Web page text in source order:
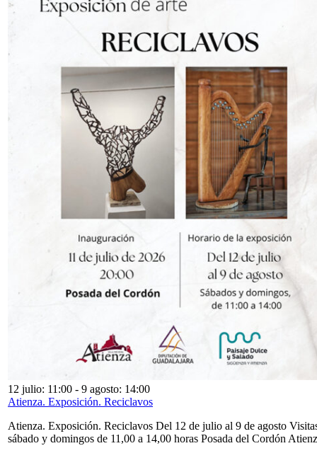
12 julio: 11:00 - 9 agosto: 14:00
Atienza. Exposición. Reciclavos
Atienza. Exposición. Reciclavos Del 12 de julio al 9 de agosto
sábado y domingos de 11,00 a 14,00 horas Posada del Cordón